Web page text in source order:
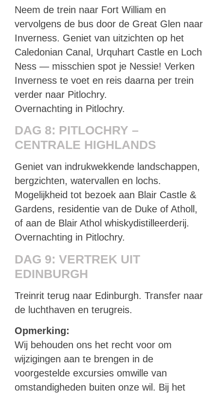
Neem de trein naar Fort William en
vervolgens de bus door de Great Glen naar
Inverness. Geniet van uitzichten op het
Caledonian Canal, Urquhart Castle en Loch
Ness — misschien spot je Nessie! Verken
Inverness te voet en reis daarna per trein
verder naar Pitlochry.
Overnachting in Pitlochry.
DAG 8: PITLOCHRY –
CENTRALE HIGHLANDS
Geniet van indrukwekkende landschappen,
bergzichten, watervallen en lochs.
Mogelijkheid tot bezoek aan Blair Castle &
Gardens, residentie van de Duke of Atholl,
of aan de Blair Athol whiskydistilleerderij.
Overnachting in Pitlochry.
DAG 9: VERTREK UIT
EDINBURGH
Treinrit terug naar Edinburgh. Transfer naar
de luchthaven en terugreis.
Opmerking:
Wij behouden ons het recht voor om
wijzigingen aan te brengen in de
voorgestelde excursies omwille van
omstandigheden buiten onze wil. Bij het